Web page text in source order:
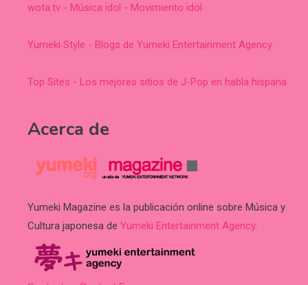
wota.tv - Música idol - Movimiento idol
Yumeki Style - Blogs de Yumeki Entertainment Agency
Top Sites - Los mejores sitios de J-Pop en habla hispana
Acerca de
Yumeki Magazine es la publicación online sobre Música y
Cultura japonesa de Yumeki Entertainment Agency.